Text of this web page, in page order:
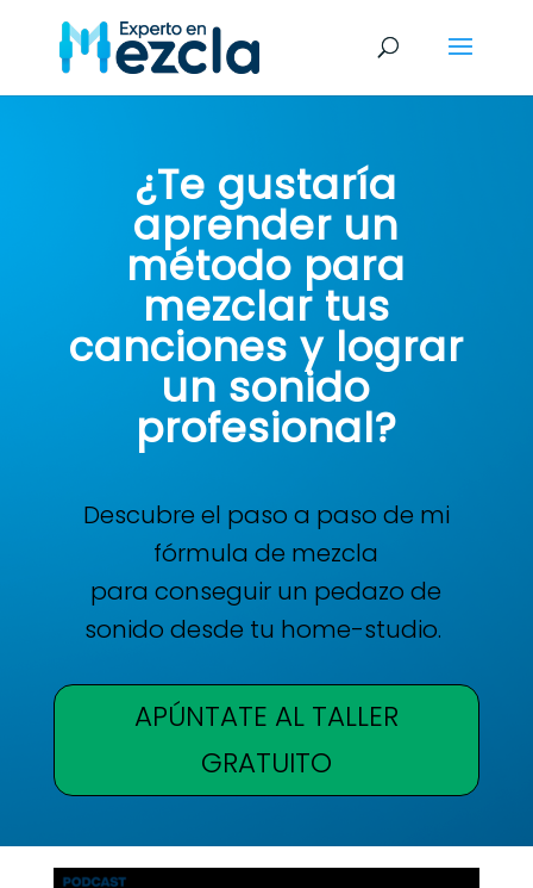
¿Te gustaría
aprender un
método para
mezclar tus
canciones y lograr
un sonido
profesional?
Descubre el paso a paso de mi
fórmula de mezcla
para conseguir un pedazo de
sonidodesde tu home-studio.
APÚNTATE AL TALLER
GRATUITO